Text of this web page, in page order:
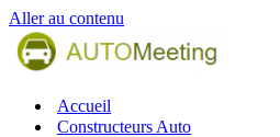
Aller au contenu
Accueil
Constructeurs Auto